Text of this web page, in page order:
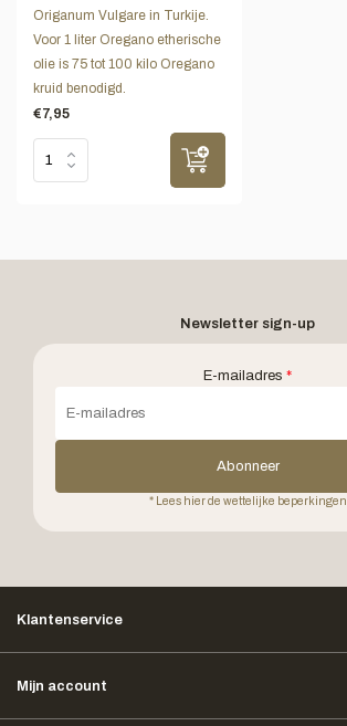
Origanum Vulgare in Turkije.
Voor 1 liter Oregano etherische
olie is 75 tot 100 kilo Oregano
kruid benodigd.
€7,95
Newsletter sign-up
E-mailadres *
Abonneer
* Lees hier de wettelijke beperkingen
Klantenservice
Mijn account